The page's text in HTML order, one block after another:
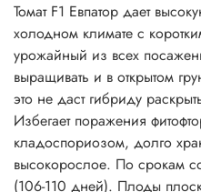
Томат F1 Евпатор дает
холодном климате с
урожайный из всех
выращивать и в открытом
это не даст гибриду
Избегает поражения
кладоспориозом, долго
высокорослое. По срокам
(106-110 дней). Плоды